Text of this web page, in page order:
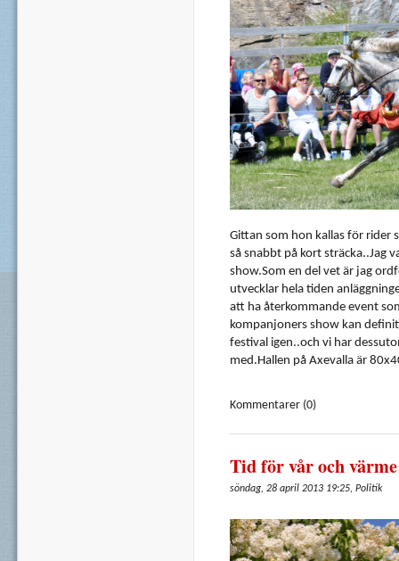
Gittan som hon kallas för rider
så snabbt på kort sträcka..Jag
show.Som en del vet är jag
utvecklar hela tiden
att ha återkommande event
kompanjoners show kan
festival igen..och vi har
med.Hallen på Axevalla är
Kommentarer (0)
Tid för vår och
söndag, 28 april 2013 19:25, Politik